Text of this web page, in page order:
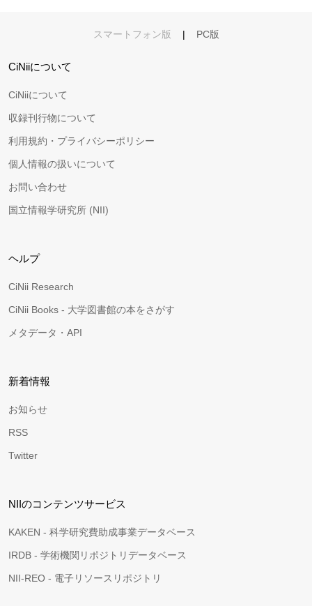
スマートフォン版 | PC版
CiNiiについて
CiNiiについて
収録刊行物について
利用規約・プライバシーポリシー
個人情報の扱いについて
お問い合わせ
国立情報学研究所 (NII)
ヘルプ
CiNii Research
CiNii Books - 大学図書館の本をさがす
メタデータ・API
新着情報
お知らせ
RSS
Twitter
NIIのコンテンツサービス
KAKEN - 科学研究費助成事業データベース
IRDB - 学術機関リポジトリデータベース
NII-REO - 電子リソースリポジトリ